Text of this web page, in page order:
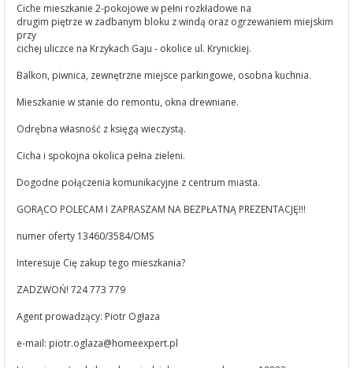
Ciche mieszkanie 2-pokojowe w pełni rozkładowe na
drugim piętrze w zadbanym bloku z windą oraz ogrzewaniem miejskim
przy
cichej uliczce na Krzykach Gaju - okolice ul. Krynickiej.
Balkon, piwnica, zewnętrzne miejsce parkingowe, osobna kuchnia.
Mieszkanie w stanie do remontu, okna drewniane.
Odrębna własność z księgą wieczystą.
Cicha i spokojna okolica pełna zieleni.
Dogodne połączenia komunikacyjne z centrum miasta.
GORĄCO POLECAM I ZAPRASZAM NA BEZPŁATNĄ PREZENTACJĘ!!!
numer oferty 13460/3584/OMS
Interesuje Cię zakup tego mieszkania?
ZADZWOŃ! 724 773 779
Agent prowadzący: Piotr Ogłaza
e-mail: piotr.oglaza@homeexpert.pl